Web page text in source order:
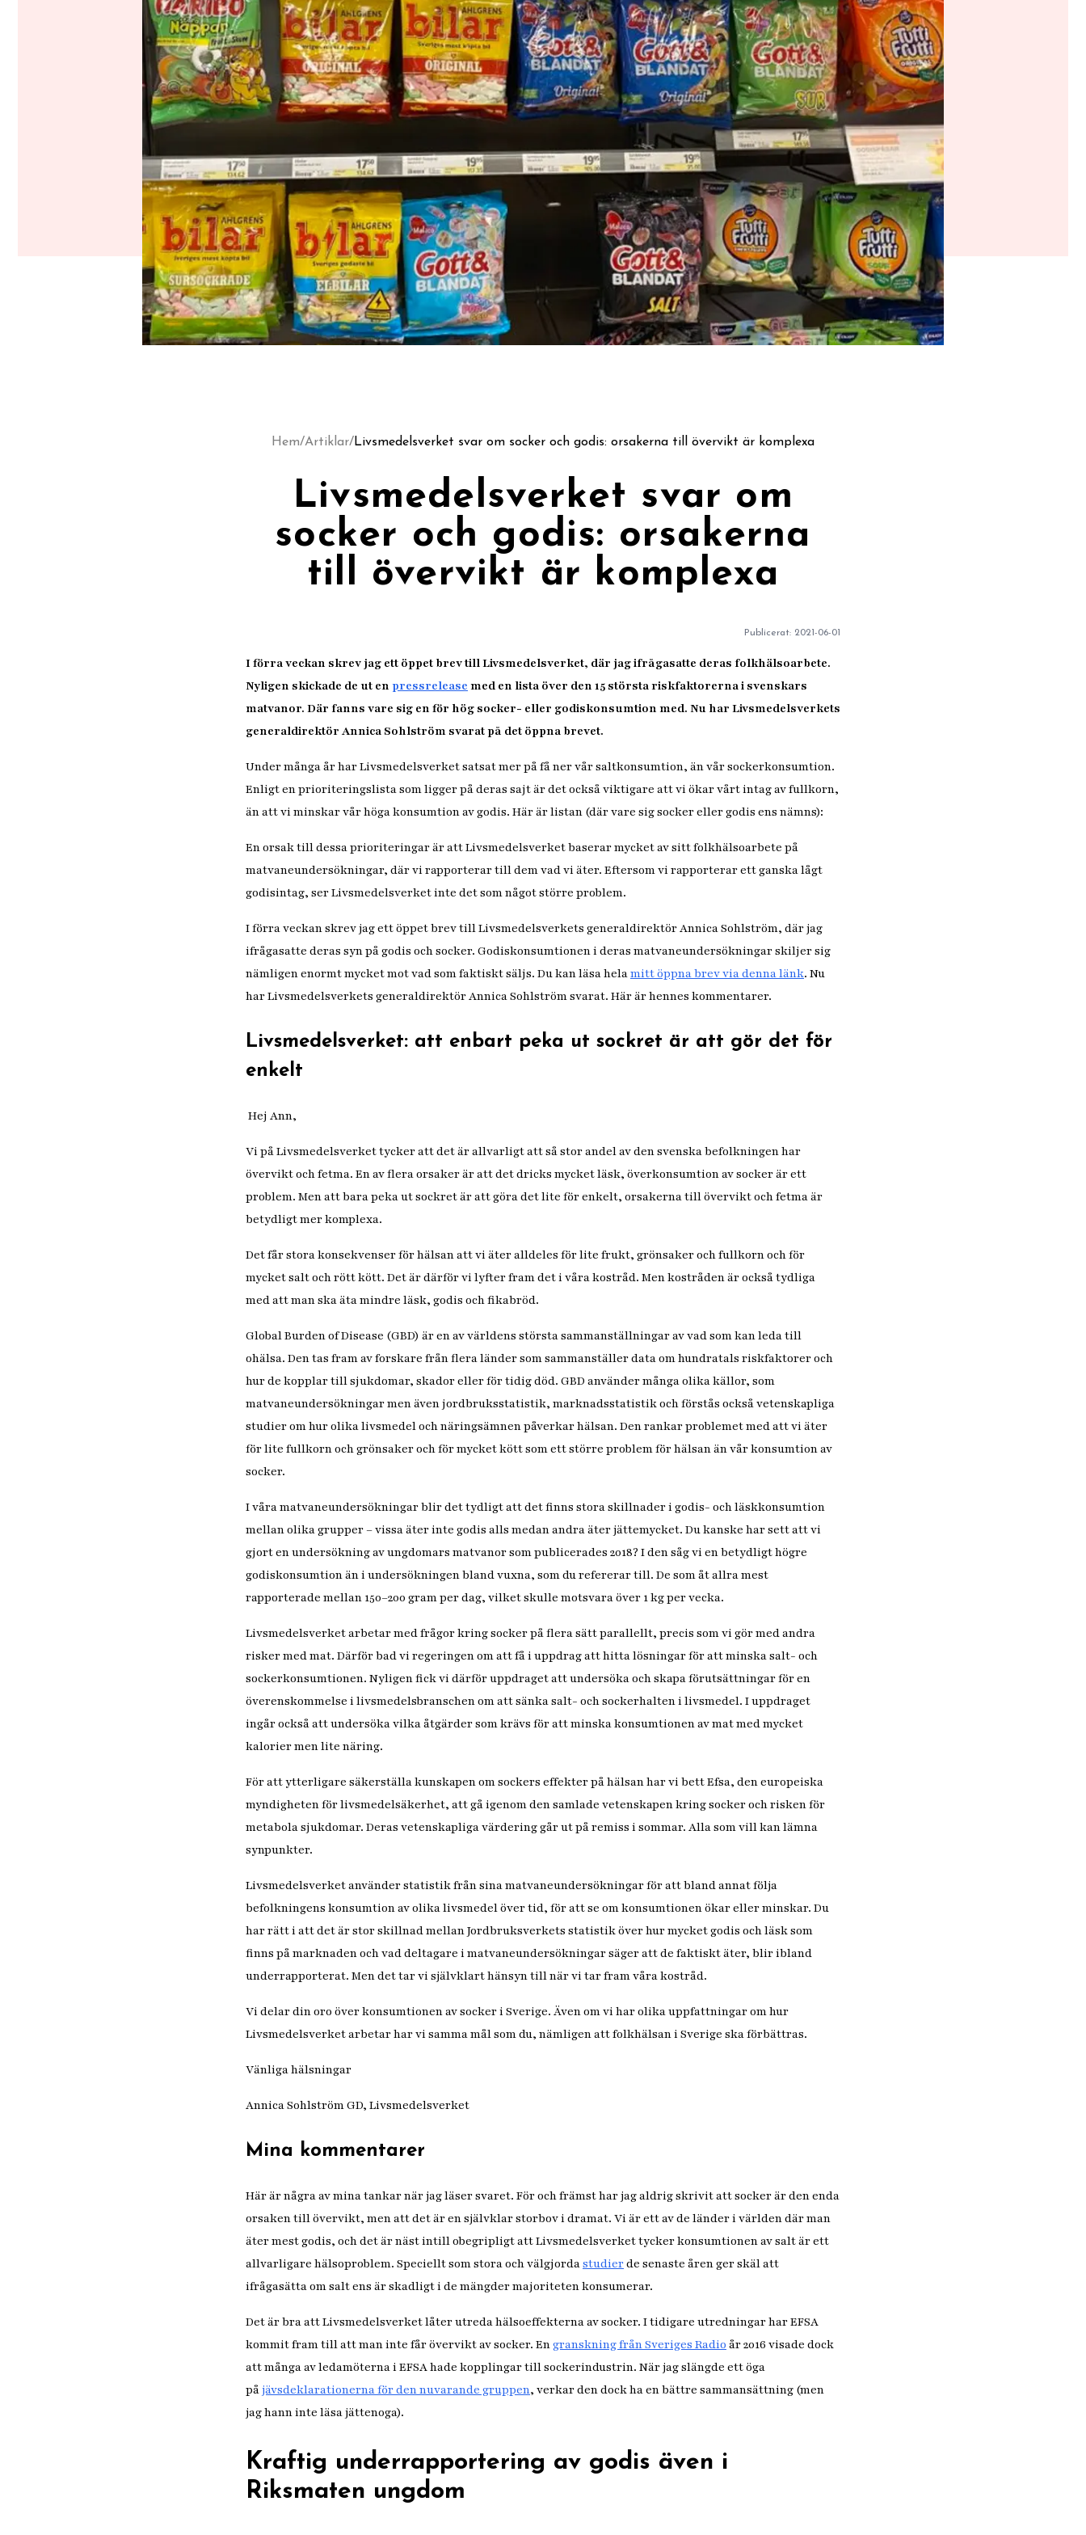
Hem/Artiklar/Livsmedelsverket svar om socker och godis: orsakerna till övervikt är komplexa
Livsmedelsverket svar om
socker och godis: orsakerna
till övervikt är komplexa
Publicerat: 2021-06-01
I förra veckan skrev jag ett öppet brev till Livsmedelsverket, där jag ifrågasatte deras folkhälsoarbete.
Nyligen skickade de ut en pressrelease med en lista över den 15 största riskfaktorerna i svenskars
matvanor. Där fanns vare sig en för hög socker- eller godiskonsumtion med. Nu har Livsmedelsverkets
generaldirektör Annica Sohlström svarat på det öppna brevet.
Under många år har Livsmedelsverket satsat mer på få ner vår saltkonsumtion, än vår sockerkonsumtion.
Enligt en prioriteringslista som ligger på deras sajt är det också viktigare att vi ökar vårt intag av fullkorn,
än att vi minskar vår höga konsumtion av godis. Här är listan (där vare sig socker eller godis ens nämns):
En orsak till dessa prioriteringar är att Livsmedelsverket baserar mycket av sitt folkhälsoarbete på
matvaneundersökningar, där vi rapporterar till dem vad vi äter. Eftersom vi rapporterar ett ganska lågt
godisintag, ser Livsmedelsverket inte det som något större problem.
I förra veckan skrev jag ett öppet brev till Livsmedelsverkets generaldirektör Annica Sohlström, där jag
ifrågasatte deras syn på godis och socker. Godiskonsumtionen i deras matvaneundersökningar skiljer sig
nämligen enormt mycket mot vad som faktiskt säljs. Du kan läsa helamitt öppna brev via denna länk. Nu
har Livsmedelsverkets generaldirektör Annica Sohlström svarat. Här är hennes kommentarer.
Livsmedelsverket: att enbart peka ut sockret är att gör det för
enkelt
Hej Ann,
Vi på Livsmedelsverket tycker att det är allvarligt att så stor andel av den svenska befolkningen har
övervikt och fetma. En av flera orsaker är att det dricks mycket läsk, överkonsumtion av socker är ett
problem. Men att bara peka ut sockret är att göra det lite för enkelt, orsakerna till övervikt och fetma är
betydligt mer komplexa.
Det får stora konsekvenser för hälsan att vi äter alldeles för lite frukt, grönsaker och fullkorn och för
mycket salt och rött kött. Det är därför vi lyfter fram det i våra kostråd. Men kostråden är också tydliga
med att man ska äta mindre läsk, godis och fikabröd.
Global Burden of Disease (GBD) är en av världens största sammanställningar av vad som kan leda till
ohälsa. Den tas fram av forskare från flera länder som sammanställer data om hundratals riskfaktorer och
hur de kopplar till sjukdomar, skador eller för tidig död. GBD använder många olika källor, som
matvaneundersökningar men även jordbruksstatistik, marknadsstatistik och förstås också vetenskapliga
studier om hur olika livsmedel och näringsämnen påverkar hälsan. Den rankar problemet med att vi äter
för lite fullkorn och grönsaker och för mycket kött som ett större problem för hälsan än vår konsumtion av
socker.
I våra matvaneundersökningar blir det tydligt att det finns stora skillnader i godis- och läskkonsumtion
mellan olika grupper – vissa äter inte godis alls medan andra äter jättemycket. Du kanske har sett att vi
gjort en undersökning av ungdomars matvanor som publicerades 2018? I den såg vi en betydligt högre
godiskonsumtion än i undersökningen bland vuxna, som du refererar till. De som åt allra mest
rapporterade mellan 150–200 gram per dag, vilket skulle motsvara över 1 kg per vecka.
Livsmedelsverket arbetar med frågor kring socker på flera sätt parallellt, precis som vi gör med andra
risker med mat. Därför bad vi regeringen om att få i uppdrag att hitta lösningar för att minska salt- och
sockerkonsumtionen. Nyligen fick vi därför uppdraget att undersöka och skapa förutsättningar för en
överenskommelse i livsmedelsbranschen om att sänka salt- och sockerhalten i livsmedel. I uppdraget
ingår också att undersöka vilka åtgärder som krävs för att minska konsumtionen av mat med mycket
kalorier men lite näring.
För att ytterligare säkerställa kunskapen om sockers effekter på hälsan har vi bett Efsa, den europeiska
myndigheten för livsmedelsäkerhet, att gå igenom den samlade vetenskapen kring socker och risken för
metabola sjukdomar. Deras vetenskapliga värdering går ut på remiss i sommar. Alla som vill kan lämna
synpunkter.
Livsmedelsverket använder statistik från sina matvaneundersökningar för att bland annat följa
befolkningens konsumtion av olika livsmedel över tid, för att se om konsumtionen ökar eller minskar. Du
har rätt i att det är stor skillnad mellan Jordbruksverkets statistik över hur mycket godis och läsk som
finns på marknaden och vad deltagare i matvaneundersökningar säger att de faktiskt äter, blir ibland
underrapporterat. Men det tar vi självklart hänsyn till när vi tar fram våra kostråd.
Vi delar din oro över konsumtionen av socker i Sverige. Även om vi har olika uppfattningar om hur
Livsmedelsverket arbetar har vi samma mål som du, nämligen att folkhälsan i Sverige ska förbättras.
Vänliga hälsningar
Annica Sohlström GD, Livsmedelsverket
Mina kommentarer
Här är några av mina tankar när jag läser svaret. För och främst har jag aldrig skrivit att socker är den enda
orsaken till övervikt, men att det är en självklar storbov i dramat. Vi är ett av de länder i världen där man
äter mest godis, och det är näst intill obegripligt att Livsmedelsverket tycker konsumtionen av salt är ett
allvarligare hälsoproblem. Speciellt som stora och välgjordastudierde senaste åren ger skäl att
ifrågasätta om salt ens är skadligt i de mängder majoriteten konsumerar.
Det är bra att Livsmedelsverket låter utreda hälsoeffekterna av socker. I tidigare utredningar har EFSA
kommit fram till att man inte får övervikt av socker. Engranskning från Sveriges Radio år 2016 visade dock
att många av ledamöterna i EFSA hade kopplingar till sockerindustrin. När jag slängde ett öga
påjävsdeklarationerna för den nuvarande gruppen, verkar den dock ha en bättre sammansättning (men
jag hann inte läsa jättenoga).
Kraftig underrapportering av godis även i
Riksmaten ungdom